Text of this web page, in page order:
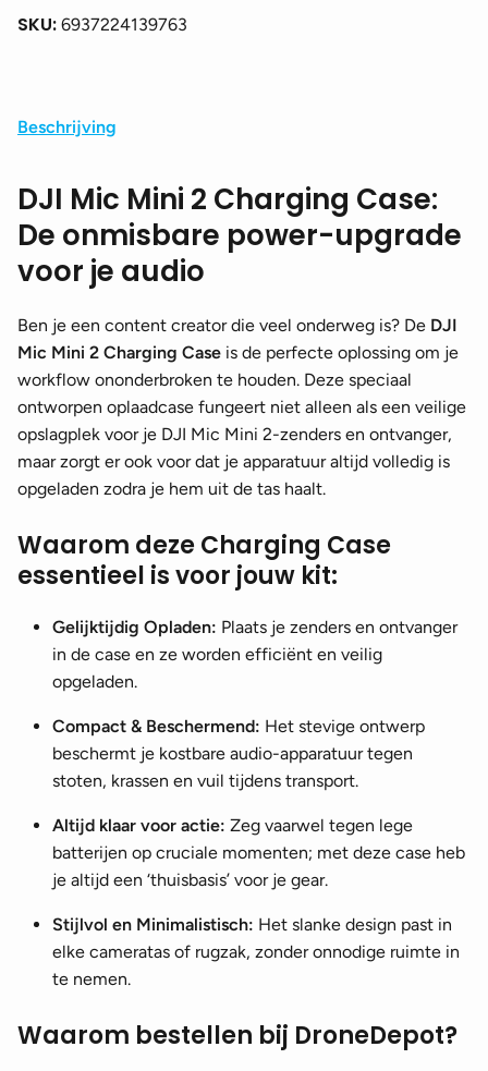
RX)
SKU: 6937224139763
Beschrijving
DJI Mic Mini 2 Charging Case:
De onmisbare power-upgrade
voor je audio
Ben je een content creator die veel onderweg is? De DJI
Mic Mini 2 Charging Case is de perfecte oplossing om je
workflow ononderbroken te houden. Deze speciaal
ontworpen oplaadcase fungeert niet alleen als een veilige
opslagplek voor je DJI Mic Mini 2-zenders en ontvanger,
maar zorgt er ook voor dat je apparatuur altijd volledig is
opgeladen zodra je hem uit de tas haalt.
Waarom deze Charging Case
essentieel is voor jouw kit:
Gelijktijdig Opladen: Plaats je zenders en ontvanger
in de case en ze worden efficiënt en veilig
opgeladen.
Compact & Beschermend: Het stevige ontwerp
beschermt je kostbare audio-apparatuur tegen
stoten, krassen en vuil tijdens transport.
Altijd klaar voor actie: Zeg vaarwel tegen lege
batterijen op cruciale momenten; met deze case heb
je altijd een ‘thuisbasis’ voor je gear.
Stijlvol en Minimalistisch: Het slanke design past in
elke cameratas of rugzak, zonder onnodige ruimte in
te nemen.
Waarom bestellen bij DroneDepot?